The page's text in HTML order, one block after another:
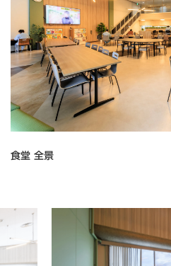
食堂 全景